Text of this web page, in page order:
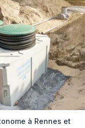
à Rennes et